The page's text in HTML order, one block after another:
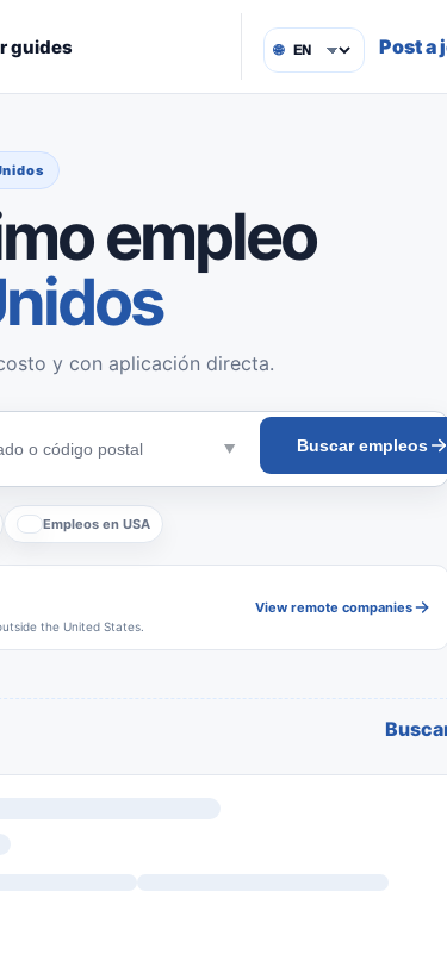
guides 🌐 Post a
empleo
y con aplicación directa.
Buscar empleos
Empleos en USA
the United States.
View remote companies